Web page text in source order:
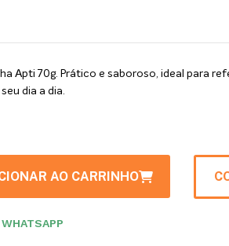
Apti 70g. Prático e saboroso, ideal para
dia a dia.
AO CARRINHO